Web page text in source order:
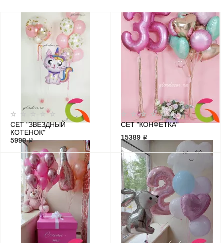
СЕТ "ЗВЕЗДНЫЙ
КОТЕНОК"
5999 ₽
СЕТ "КОНФЕТКА"
15389 ₽